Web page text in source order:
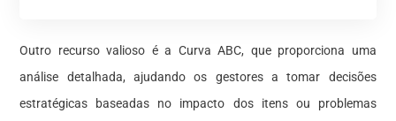
Outro recurso valioso é a Curva ABC, que proporciona uma
análise detalhada, ajudando os gestores a tomar decisões
estratégicas baseadas no impacto dos itens ou problemas